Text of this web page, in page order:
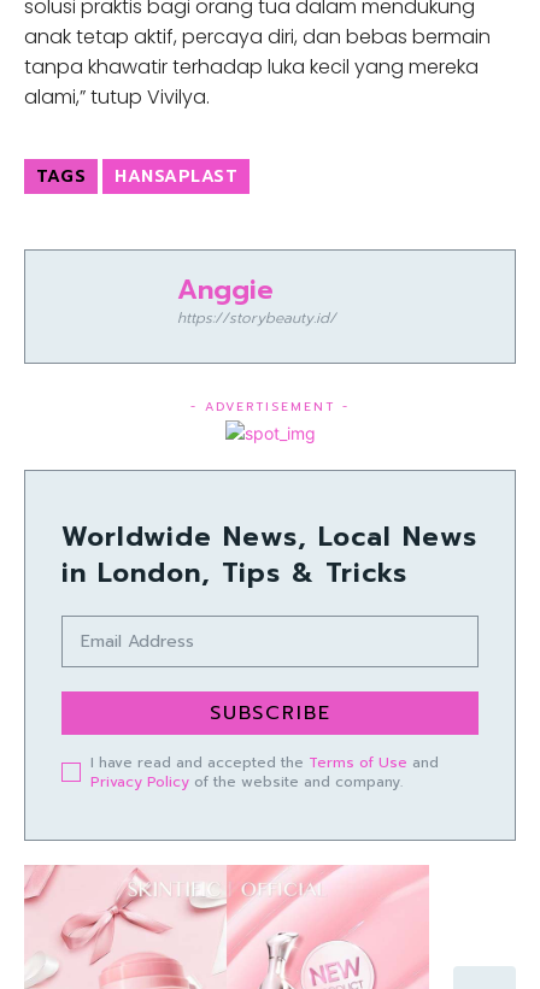
solusi praktis bagi orang tua dalam mendukung
anak tetap aktif, percaya diri, dan bebas bermain
tanpa khawatir terhadap luka kecil yang mereka
alami,” tutup Vivilya.
TAGS HANSAPLAST
Anggie
https://storybeauty.id/
- ADVERTISEMENT -
Worldwide News, Local News
in London, Tips & Tricks
SUBSCRIBE
I have read and accepted the Terms of Use and
Privacy Policy of the website and company.